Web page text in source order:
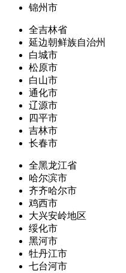
锦州市
全吉林省
延边朝鲜族自治州
白城市
松原市
白山市
通化市
辽源市
四平市
吉林市
长春市
全黑龙江省
哈尔滨市
齐齐哈尔市
鸡西市
大兴安岭地区
绥化市
黑河市
牡丹江市
七台河市